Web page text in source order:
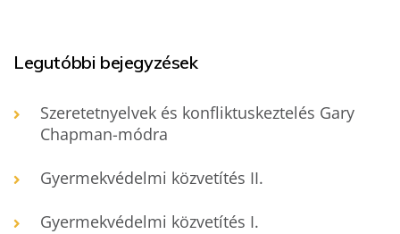
Legutóbbi bejegyzések
Szeretetnyelvek és konfliktuskeztelés Gary
Chapman-módra
Gyermekvédelmi közvetítés II.
Gyermekvédelmi közvetítés I.